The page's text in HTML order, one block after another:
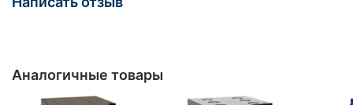
Аналогичные товары